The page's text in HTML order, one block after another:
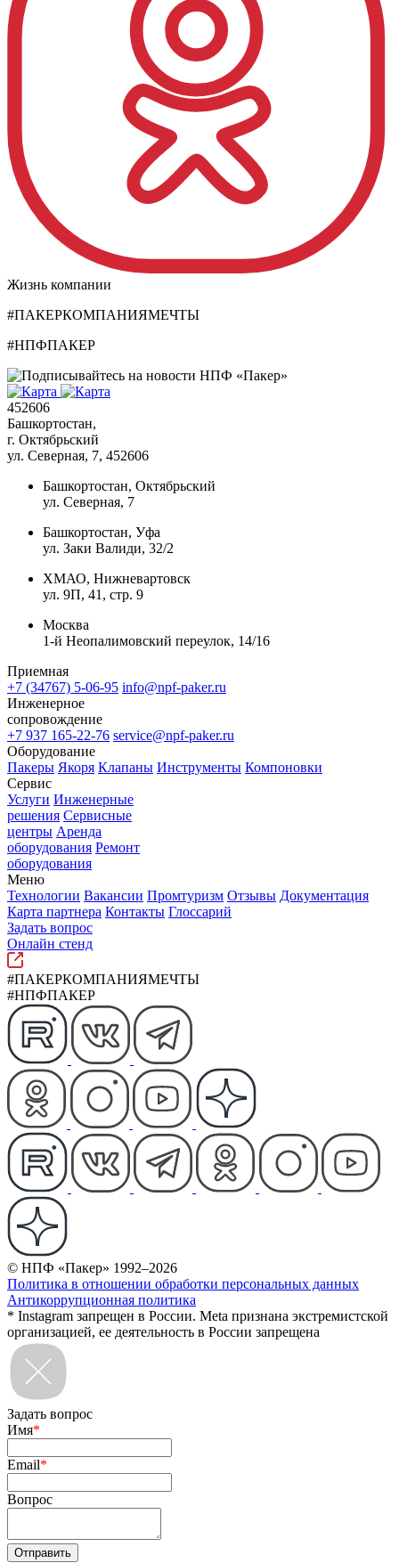
Жизнь компании
#ПАКЕРКОМПАНИЯМЕЧТЫ
#НПФПАКЕР
452606
Башкортостан,
г. Октябрьский
ул. Северная, 7, 452606
Башкортостан, Октябрьский
ул. Северная, 7
Башкортостан, Уфа
ул. Заки Валиди, 32/2
ХМАО, Нижневартовск
ул. 9П, 41, стр. 9
Москва
1-й Неопалимовский переулок, 14/16
Приемная
+7 (34767) 5-06-95 info@npf-paker.ru
Инженерное
сопровождение
+7 937 165-22-76 service@npf-paker.ru
Оборудование
Пакеры Якоря Клапаны Инструменты Компоновки
Сервис
Услуги Инженерные
решения Сервисные
центры Аренда
оборудования Ремонт
оборудования
Меню
Технологии Вакансии Промтуризм Отзывы Документация
Карта партнера Контакты Глоссарий
Задать вопрос
Онлайн стенд
#ПАКЕРКОМПАНИЯМЕЧТЫ
#НПФПАКЕР
© НПФ «Пакер» 1992–2026
Политика в отношении обработки персональных данных
Антикоррупционная политика
* Instagram запрещен в России. Meta признана экстремистской
организацией, ее деятельность в России запрещена
Задать вопрос
Имя*
Email*
Вопрос